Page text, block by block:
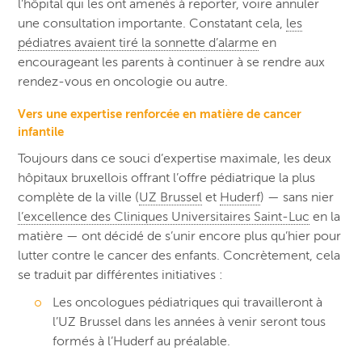
l’hôpital qui les ont amenés à reporter, voire annuler
une consultation importante. Constatant cela, les
pédiatres avaient tiré la sonnette d’alarme en
encourageant les parents à continuer à se rendre aux
rendez-vous en oncologie ou autre.
Vers une expertise renforcée en matière de cancer
infantile
Toujours dans ce souci d’expertise maximale, les deux
hôpitaux bruxellois offrant l’offre pédiatrique la plus
complète de la ville (UZ Brussel et Huderf) — sans nier
l’excellence des Cliniques Universitaires Saint-Luc en la
matière — ont décidé de s’unir encore plus qu’hier pour
lutter contre le cancer des enfants. Concrètement, cela
se traduit par différentes initiatives :
Les oncologues pédiatriques qui travailleront à
l’UZ Brussel dans les années à venir seront tous
formés à l’Huderf au préalable.